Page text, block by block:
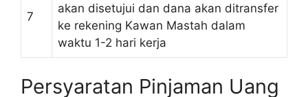
7
akan disetujui dan dana akan ditransfer
ke rekening Kawan Mastah dalam
waktu 1-2 hari kerja
Persyaratan Pinjaman Uang